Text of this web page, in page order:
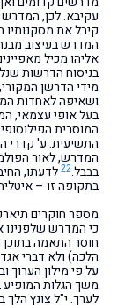
עקיבא. לכן, המדרש
קיבל את מסקנותיו
המדרש בעיצוב
אליהו מכיל
בניסוח הדרשות
מידי הדרשן
ושאיפה לאחדות
בעל אופי עצמאי,
המוסרית
התשיעית. ע' קדרי
המדרש, לאור
בבבל.22 לדעתו,
בתקופה זו –
מספר חוקרים
כי המדרש שלפנינו
חוסר התאמה בתוכן
הלכה) ולא דברי
על פי מילון
לערך. י"ל צונץ